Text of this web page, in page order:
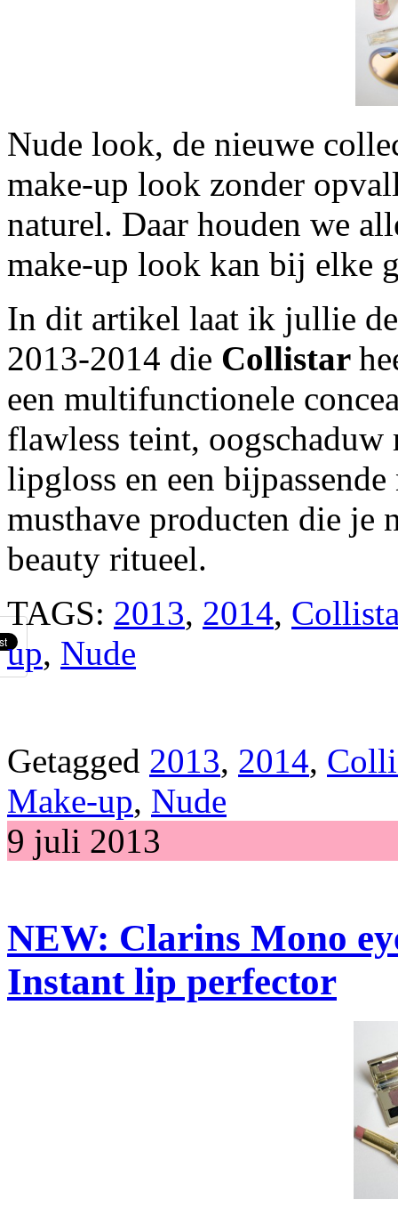
Nude look, de nieuwe
make-up look zonder
naturel. Daar houden we
make-up look kan bij elke
In dit artikel laat ik jullie
2013-2014 die Collistar
een multifunctionele
flawless teint,
lipgloss en een
musthave producten die je
beauty ritueel.
TAGS: 2013, 2014,
up, Nude
Getagged 2013, 2014,
Make-up, Nude
9 juli 2013
NEW: Clarins Mono
Instant lip perfector